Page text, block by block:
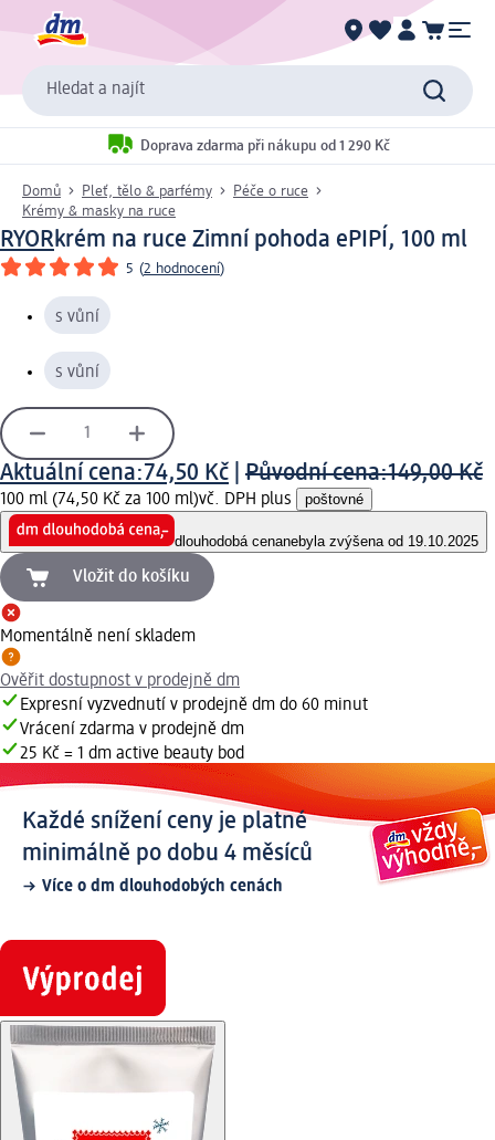
Hledat a najít
Doprava zdarma při nákupu od 1 290 Kč
Domů Pleť, tělo & parfémy
Péče o ruce
Krémy & masky na ruce
RYORkrém na ruce Zimní pohoda ePIPÍ, 100 ml
5 (2 hodnocení)
s vůní
s vůní
Aktuální cena:74,50 Kč Původní cena:149,00 Kč
100 ml (74,50 Kč za 100 ml)vč. DPH plus poštovné
dlouhodobá cenanebyla zvýšena od 19.10.2025
Vložit do košíku
Momentálně není skladem
Ověřit dostupnost v prodejně dm
Expresní vyzvednutí v prodejně dm do 60 minut
Vrácení zdarma v prodejně dm
25 Kč = 1 dm active beauty bod
Každé snížení ceny je platné
minimálně po dobu 4 měsíců
Více o dm dlouhodobých cenách